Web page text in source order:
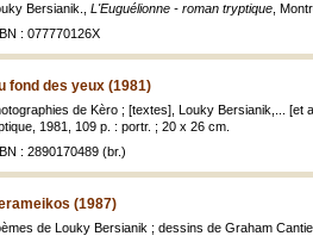
Bersianik., L'Euguélionne - roman tryptique ,
: 077770126X
fond des yeux (1981)
de Kèro ; [textes], Louky Bersianik,... [et
1981, 109 p. : portr. ; 20 x 26 cm.
: 2890170489 (br.)
(1987)
de Louky Bersianik ; dessins de Graham